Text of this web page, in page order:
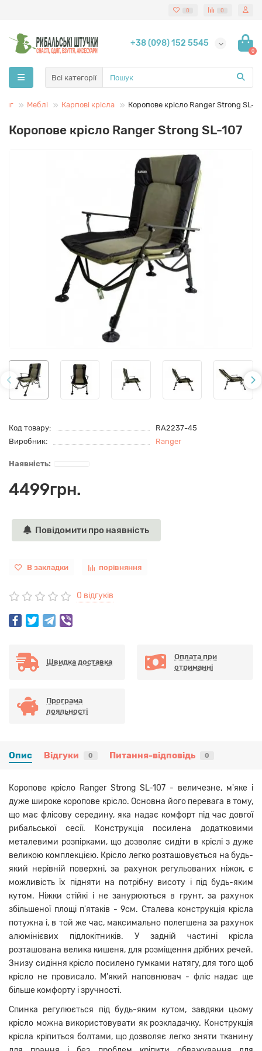
0 0
+38 (098) 152 5545
0
Всі категорії
Меблі Карпові крісла Коропове крісло Ranger Strong SL-
Коропове крісло Ranger Strong SL-107
Код товару:
RA2237-45
Виробник:
Ranger
4499грн.
Повідомити про наявність
В закладки порівняння
0 відгуків
Швидка доставка
Оплата при
отриманні
Програма
лояльності
Опис Відгуки 0 Питання-відповідь 0
Коропове крісло Ranger Strong SL-107 - величезне, м'яке і
дуже широке коропове крісло. Основна його перевага в тому,
що має флісову середину, яка надає комфорт під час довгої
рибальської сесії. Конструкція посилена додатковими
металевими розпірками, що дозволяє сидіти в кріслі з дуже
великою комплекцією. Крісло легко розташовується на будь-
який нерівній поверхні, за рахунок регульованих ніжок, є
можливість їх підняти на потрібну висоту і під будь-яким
кутом. Ніжки стійкі і не занурюються в грунт, за рахунок
збільшеної площі п'ятаків - 9см. Сталева конструкція крісла
потужна і, в той же час, максимально полегшена за рахунок
алюмінієвих підлокітників. У задній частині крісла
розташована велика кишеня, для розміщення дрібних речей.
Знизу сидіння крісло посилено гумками натягу, для того щоб
крісло не провисало. М'який наповнювач - фліс надає ще
більше комфорту і зручності.
Спинка регулюється під будь-яким кутом, завдяки цьому
крісло можна використовувати як розкладачку. Конструкція
крісла кріпиться болтами, що дозволяє легко зняти тканину